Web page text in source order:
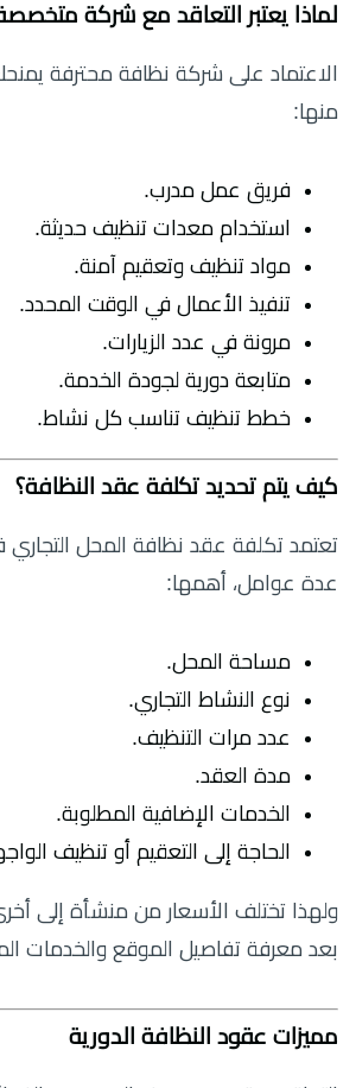
لماذا يعتبر التعاقد مع شركة
الاعتماد على شركة نظافة محترفة
منها:
فريق عمل مدرب.
استخدام معدات تنظيف حديثة.
مواد تنظيف وتعقيم آمنة.
تنفيذ الأعمال في الوقت المحدد.
مرونة في عدد الزيارات.
متابعة دورية لجودة الخدمة.
خطط تنظيف تناسب كل نشاط.
كيف يتم تحديد تكلفة عقد النظافة؟
تعتمد تكلفة عقد نظافة المحل
عدة عوامل، أهمها:
مساحة المحل.
نوع النشاط التجاري.
عدد مرات التنظيف.
مدة العقد.
الخدمات الإضافية المطلوبة.
الحاجة إلى التعقيم أو تنظيف
ولهذا تختلف الأسعار من منشأة إلى
بعد معرفة تفاصيل الموقع والخدمات
مميزات عقود النظافة الدورية